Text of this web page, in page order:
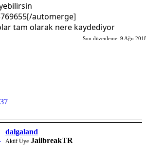
automerge]
tam olarak nere kaydediyor
Son düzenleme: 9 Ağu
dalgaland
Aktif Üye JailbreakTR